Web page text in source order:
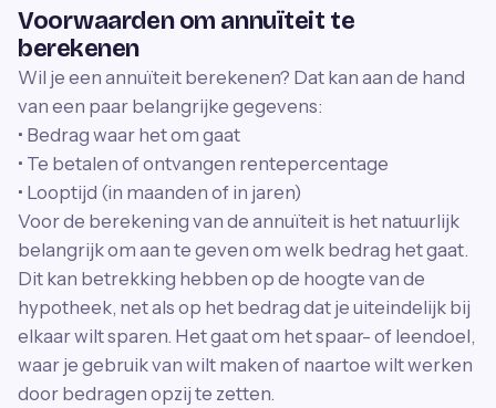
Voorwaarden om annuïteit te
berekenen
Wil je een annuïteit berekenen? Dat kan aan de hand
van een paar belangrijke gegevens:
• Bedrag waar het om gaat
• Te betalen of ontvangen rentepercentage
• Looptijd (in maanden of in jaren)
Voor de berekening van de annuïteit is het natuurlijk
belangrijk om aan te geven om welk bedrag het gaat.
Dit kan betrekking hebben op de hoogte van de
hypotheek, net als op het bedrag dat je uiteindelijk bij
elkaar wilt sparen. Het gaat om het spaar- of leendoel,
waar je gebruik van wilt maken of naartoe wilt werken
door bedragen opzij te zetten.